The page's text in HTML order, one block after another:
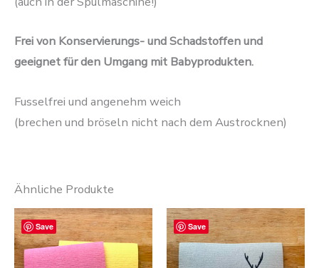
Frei von Konservierungs- und Schadstoffen und
geeignet für den Umgang mit Babyprodukten.
Fusselfrei und angenehm weich
(brechen und bröseln nicht nach dem Austrocknen)
Ähnliche Produkte
Save
Dieses
Produkt
weist
Save